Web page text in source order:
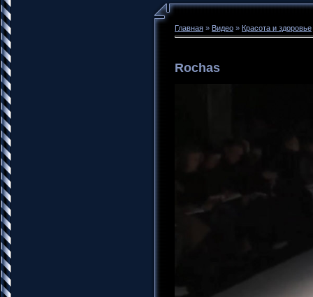
Главная » Видео » Красота и здоровье
Rochas